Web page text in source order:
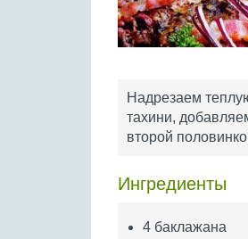
Надрезаем
тахини,
второй
Ингредиенты
4 баклажана